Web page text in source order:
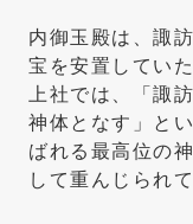
内御玉殿は、諏
宝を安置してい
上社では、「諏
神体となす」と
ばれる最高位の
して重んじられ